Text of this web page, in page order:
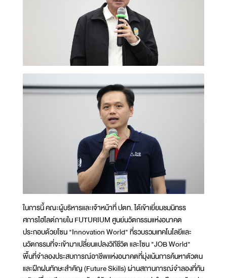
ในการนี้ คณะผู้บริหารและเจ้าหน้าที่ ปตท. ได้เข้าเยี่ยมชมนิทรร
ศการไฮไลต์ภายใน FUTURIUM ศูนย์นวัตกรรมแห่งอนาคต
ประกอบด้วยโซน "Innovation World" ที่รวบรวมเทคโนโลยีและ
นวัตกรรมที่จะเข้ามาเปลี่ยนแปลงวิถีชีวิต และโซน "JOB World"
พื้นที่จำลองประสบการณ์อาชีพแห่งอนาคตที่มุ่งเน้นการค้นหาตัวตน
และฝึกฝนทักษะสำคัญ (Future Skills) ผ่านสถานการณ์จำลองที่ทัน